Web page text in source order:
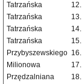
Tatrzańska
12.
Tatrzańska
13.
Tatrzańska
14.
Tatrzańska
15.
Przybyszewskiego 16.
Milionowa
17.
Przędzalniana
18.